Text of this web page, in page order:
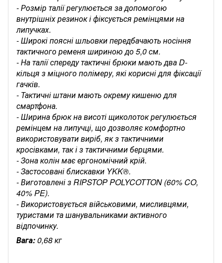
- Розмір талії регулюється за допомогою
внутрішніх резинок і фіксується ремінцями на
липучках.
- Широкі поясні шльовки передбачають носіння
тактичного ременя шириною до 5,0 см.
- На талії спереду тактичні брюки мають два D-
кільця з міцного полімеру, які корисні для фіксації
гачків.
- Тактичні штани мають окрему кишеню для
смартфона.
- Ширина брюк на висоті щиколоток регулюється
ремінцем на липучці, що дозволяє комфортно
використовувати виріб, як з тактичними
кросівками, так і з тактичними берцями.
- Зона колін має ергономічний крій.
- Застосовані блискавки YKK®.
- Виготовлені з RIPSTOP POLYCOTTON (60% CO,
40% PE).
- Використовується військовими, мисливцями,
туристами та шанувальниками активного
відпочинку.
Вага:0,68 кг